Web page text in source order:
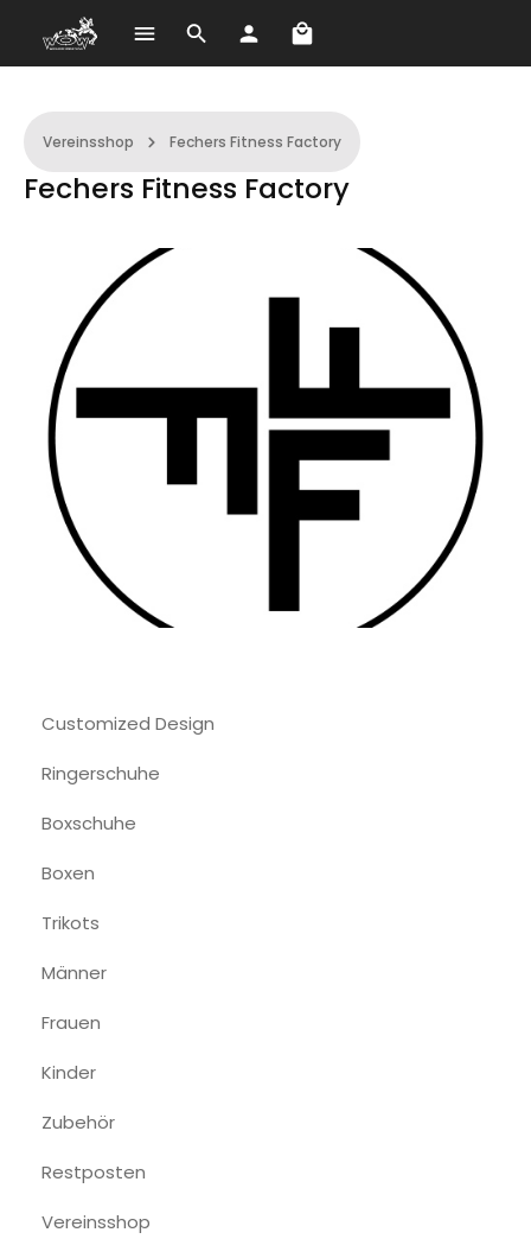
Zum Hauptinhalt springen Warenkorb enthält 0
Vereinsshop Fechers Fitness Factory
Fechers Fitness Factory
Customized Design
Ringerschuhe
Boxschuhe
Boxen
Trikots
Männer
Frauen
Kinder
Zubehör
Restposten
Vereinsshop